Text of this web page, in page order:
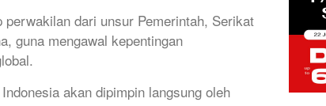
dari unsur Pemerintah, Serikat
guna mengawal kepentingan
akan dipimpin langsung oleh